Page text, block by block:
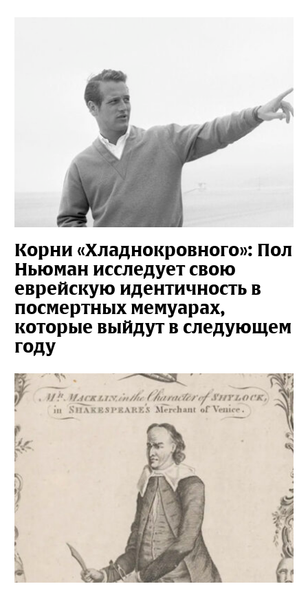
Корни «Хладнокровного»: Пол
Ньюман исследует свою
еврейскую идентичность в
посмертных мемуарах,
которые выйдут в следующем
году